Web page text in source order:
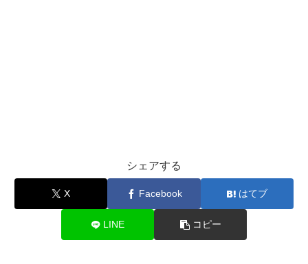
シェアする
X Facebook はてブ
LINE コピー